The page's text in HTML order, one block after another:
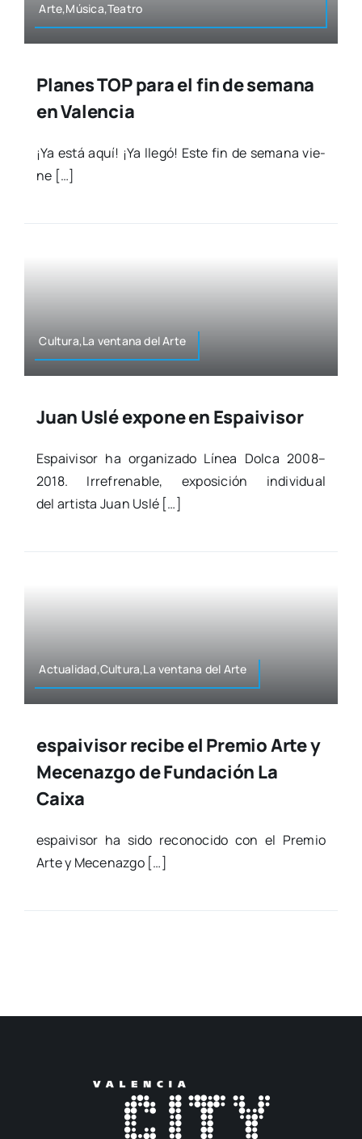
Arte,Música,Teatro
Planes TOP para el fin de semana
en Valencia
¡Ya está aquí! ¡Ya lle­gó! Este fin de sema­na vie­
ne […]
Cultura,La ven­ta­na del Arte
Juan Uslé expone en Espaivisor
Espai­vi­sor ha orga­ni­za­do Línea Dol­ca 2008–
2018. Irre­fre­na­ble, expo­si­ción indi­vi­dual
del artis­ta Juan Uslé […]
Actualidad,Cultura,La ven­ta­na del Arte
espaivisor recibe el Premio Arte y
Mecenazgo de Fundación La
Caixa
espai­vi­sor ha sido reco­no­ci­do con el Pre­mio
Arte y Mece­naz­go […]